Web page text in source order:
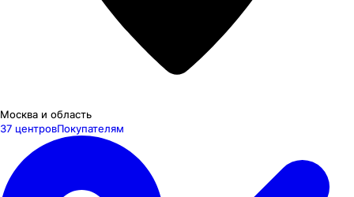
Москва и область
37 центровПокупателям